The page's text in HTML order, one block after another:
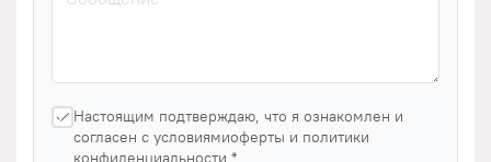
Настоящим подтверждаю, что я ознакомлен и
согласен с условиямиоферты и политики
конфиденциальности *